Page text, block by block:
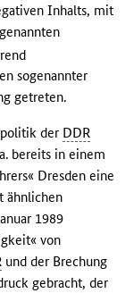
Inhalts, mit
sogenannter
getreten.
der DDR
bereits in einem
Dresden eine
ähnlichen
1989
von
und der Brechung
gebracht, der